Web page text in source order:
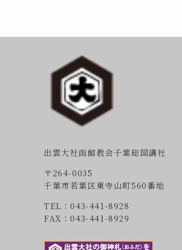
出雲大社函館教会千葉総国講社
〒264-0035
千葉市若葉区東寺山町560番地
TEL：043-441-8928
FAX：043-441-8929